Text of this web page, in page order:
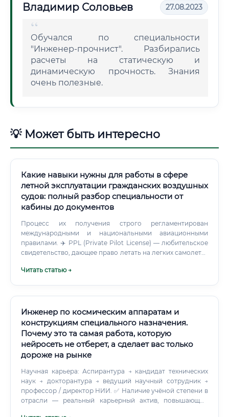
Владимир Соловьев 27.08.2023
Обучался по специальности
"Инженер-прочнист". Разбирались
расчеты на статическую и
динамическую прочность. Знания
очень полезные.
💡 Может быть интересно
Какие навыки нужны для работы в сфере
летной эксплуатации гражданских воздушных
судов: полный разбор специальности от
кабины до документов
Процесс их получения строго регламентирован
международными и национальными авиационными
правилами. ✈️ PPL (Private Pilot License) — любительское
свидетельство, дающее право летать на легких самолетах
Читать статью →
Инженер по космическим аппаратам и
конструкциям специального назначения.
Почему это та самая работа, которую
нейросеть не отберет, а сделает вас только
дороже на рынке
Научная карьера: Аспирантура → кандидат технических
наук → докторантура → ведущий научный сотрудник →
профессор / директор НИИ. ✅ Наличие учёной степени в
отрасли — реальный карьерный актив, повышающий